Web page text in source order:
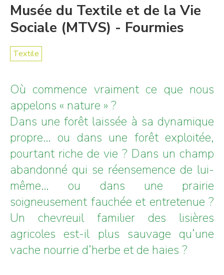
Musée du Textile et de la Vie
Sociale (MTVS) - Fourmies
Textile
Où commence vraiment ce que nous
appelons « nature » ?
Dans une forêt laissée à sa dynamique
propre… ou dans une forêt exploitée,
pourtant riche de vie ? Dans un champ
abandonné qui se réensemence de lui-
même… ou dans une prairie
soigneusement fauchée et entretenue ?
Un chevreuil familier des lisières
agricoles est-il plus sauvage qu’une
vache nourrie d’herbe et de haies ?